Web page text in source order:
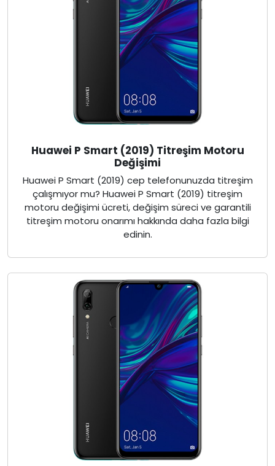
Huawei P Smart (2019) Titreşim Motoru
Değişimi
Huawei P Smart (2019) cep telefonunuzda titreşim
çalışmıyor mu? Huawei P Smart (2019) titreşim
motoru değişimi ücreti, değişim süreci ve garantili
titreşim motoru onarımı hakkında daha fazla bilgi
edinin.